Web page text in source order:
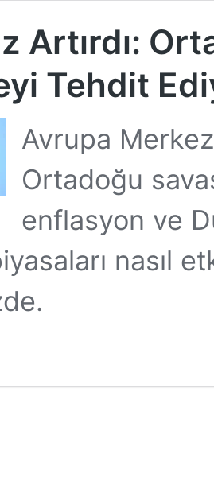
Artırdı:
Tehdit
Avrupa
Ortadoğu
enflasyon ve
nasıl